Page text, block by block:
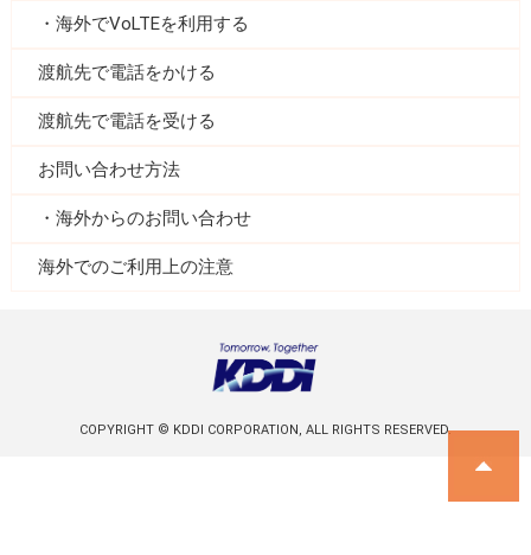
海外でVoLTEを利用する
渡航先で電話をかける
渡航先で電話を受ける
お問い合わせ方法
海外からのお問い合わせ
海外でのご利用上の注意
COPYRIGHT © KDDI CORPORATION, ALL RIGHTS RESERVED.